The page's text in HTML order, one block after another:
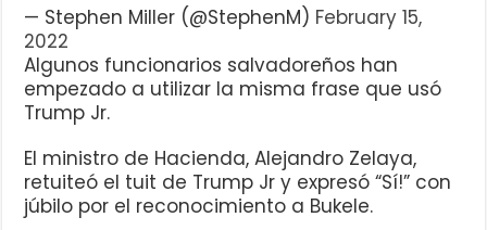
— Stephen Miller (@StephenM) February 15,
2022
Algunos funcionarios salvadoreños han
empezado a utilizar la misma frase que usó
Trump Jr.
El ministro de Hacienda, Alejandro Zelaya,
retuiteó el tuit de Trump Jr y expresó “Sí!” con
júbilo por el reconocimiento a Bukele.